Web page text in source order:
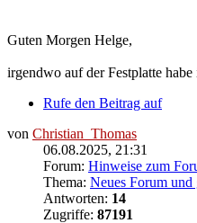
Guten Morgen Helge,
irgendwo auf der Festplatte habe
Rufe den Beitrag auf
von Christian_Thomas
06.08.2025, 21:31
Forum: Hinweise zum
Thema: Neues Forum und
Antworten: 14
Zugriffe: 87191